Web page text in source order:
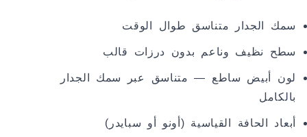
سمك الجدار متناسق طوال الوقت
سطح نظيف وناعم بدون درزات قالب
لون أبيض ساطع — متناسق عبر سمك الجدار
بالكامل
أبعاد الحافة القياسية (أونو أو سبايدر)